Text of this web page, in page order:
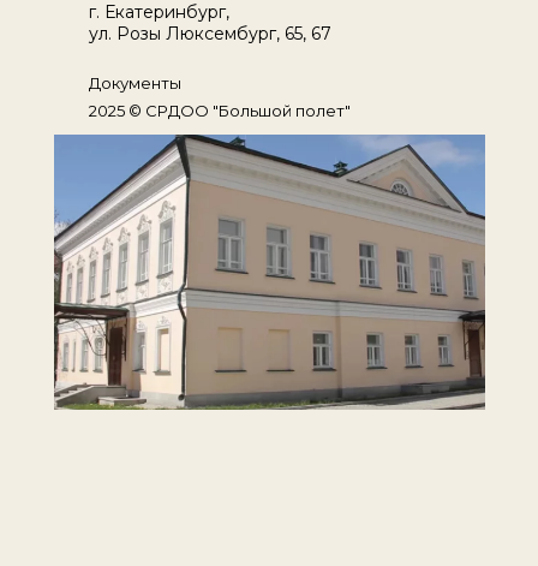
2025 © СРДОО "Большой полет"
г. Екатеринбург,
ул. Розы Люксембург, 65, 67
Документы